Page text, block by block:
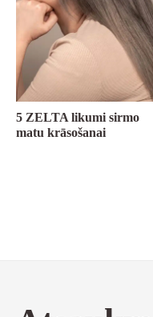
5 ZELTA likumi sirmo
matu krāsošanai